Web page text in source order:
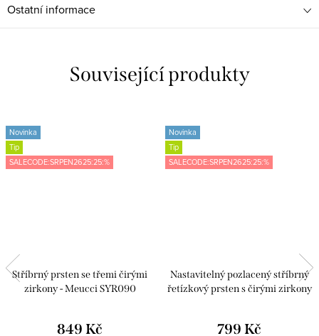
Ostatní informace
Související produkty
Novinka
Tip
SALECODE:SRPEN2625:25:%
Stříbrný prsten se třemi čirými
zirkony - Meucci SYR090
849 Kč
Novinka
Tip
SALECODE:SRPEN2625:25:%
Nastavitelný pozlacený stříbrný
řetízkový prsten s čirými zirkony
799 Kč